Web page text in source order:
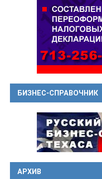
БИЗНЕС-СПРАВОЧНИК
АРХИВ